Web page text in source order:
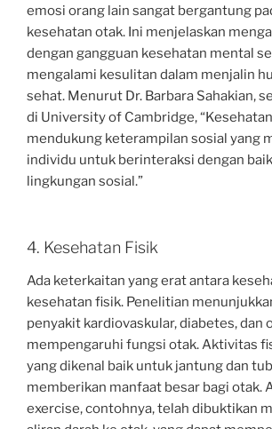
emosi orang lain sangat bergantung
kesehatan otak. Ini menjelaskan
dengan gangguan kesehatan mental
mengalami kesulitan dalam menjalin
sehat. Menurut Dr. Barbara Sahakian,
di University of Cambridge,
mendukung keterampilan sosial yang
individu untuk berinteraksi dengan
lingkungan sosial.”
4. Kesehatan Fisik
Ada keterkaitan yang erat antara
kesehatan fisik. Penelitian
penyakit kardiovaskular, diabetes, dan
mempengaruhi fungsi otak. Aktivitas
yang dikenal baik untuk jantung dan
memberikan manfaat besar bagi otak.
exercise, contohnya, telah dibuktikan